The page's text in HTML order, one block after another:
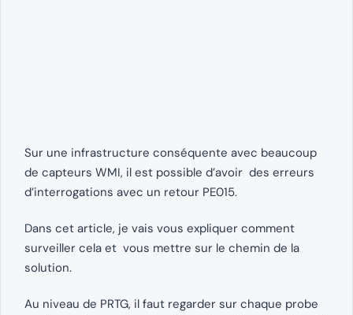
Sur une infrastructure conséquente avec beaucoup
de capteurs WMI, il est possible d’avoir des erreurs
d’interrogations avec un retour PE015.
Dans cet article, je vais vous expliquer comment
surveiller cela et vous mettre sur le chemin de la
solution.
Au niveau de PRTG, il faut regarder sur chaque probe